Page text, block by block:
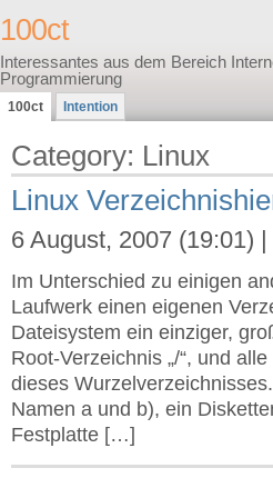
100ct
Interessantes aus dem Bereich
Programmierung
100ct Intention
Category: Linux
Linux
6 August, 2007 (19:01) |
Im Unterschied zu einigen
Laufwerk einen eigenen
Dateisystem ein einziger,
Root-Verzeichnis „/“, und
dieses
Namen a und b), ein
Festplatte […]